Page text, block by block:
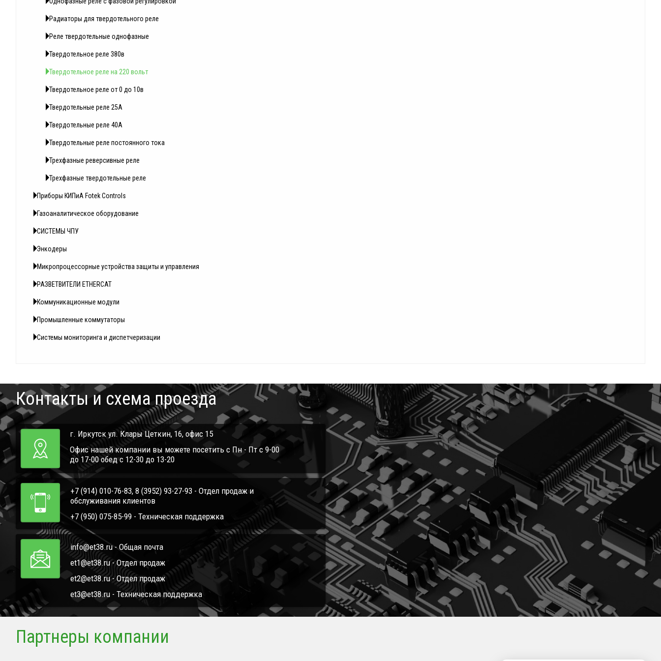
Радиаторы для твердотельного реле
Реле твердотельные однофазные
Твердотельное реле 380в
Твердотельное реле на 220 вольт
Твердотельное реле от 0 до 10в
Твердотельные реле 25А
Твердотельные реле 40А
Твердотельные реле постоянного тока
Трехфазные реверсивные реле
Трехфазные твердотельные реле
Приборы КИПиА Fotek Controls
Газоаналитическое оборудование
СИСТЕМЫ ЧПУ
Энкодеры
Микропроцессорные устройства защиты и управления
РАЗВЕТВИТЕЛИ ETHERCAT
Коммуникационные модули
Промышленные коммутаторы
Системы мониторинга и диспетчеризации
Контакты и схема проезда
г. Иркутск ул. Клары Цеткин, 16, офис 15
Офис нашей компании вы можете посетить с Пн - Пт с 9-00
до 17-00 обед с 12-30 до 13-20
+7 (914) 010-76-83, 8 (3952) 93-27-93 - Отдел продаж и
обслуживания клиентов
+7 (950) 075-85-99 - Техническая поддержка
info@et38.ru - Общая почта
et1@et38.ru - Отдел продаж
et2@et38.ru - Отдел продаж
et3@et38.ru - Техническая поддержка
Партнеры компании